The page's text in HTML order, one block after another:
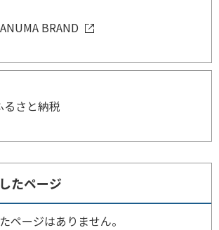
BRAND
るさと納税
たページ
ページはありません。